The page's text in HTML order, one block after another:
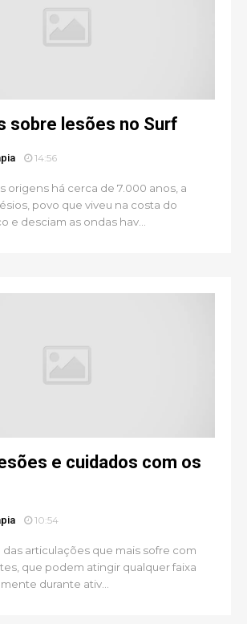
sobre lesões no Surf
14:56
origens há cerca de 7.000 anos, a
povo que viveu na costa do
e desciam as ondas hav...
e cuidados com os
10:54
das articulações que mais sofre com
que podem atingir qualquer faixa
durante ativ...